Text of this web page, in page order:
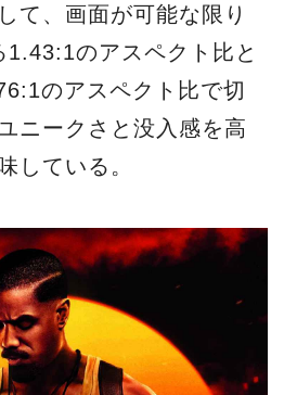
て、画面が可能な限り
のアスペクト比と
のアスペクト比で切
ニークさと没入感を高
している。